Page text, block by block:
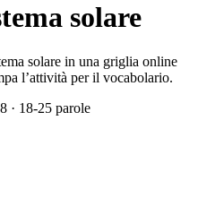
solare
solare in una griglia online
l’attività per il vocabolario.
· 18-25 parole